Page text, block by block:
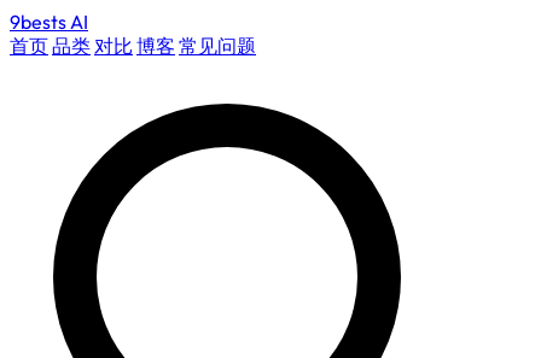
9bestsAI
首页品类对比 博客 常见问题